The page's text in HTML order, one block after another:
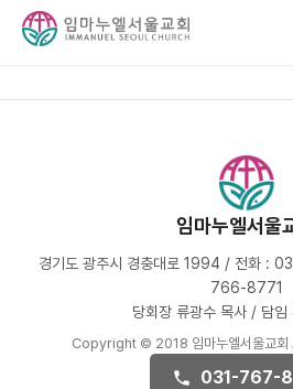
임마누엘서울
경기도 광주시 경충대로 1994 / 전화 :
766-8771
당회장 류광수 목사 / 담임
Copyright © 2018 임마누엘서울교
031-767-